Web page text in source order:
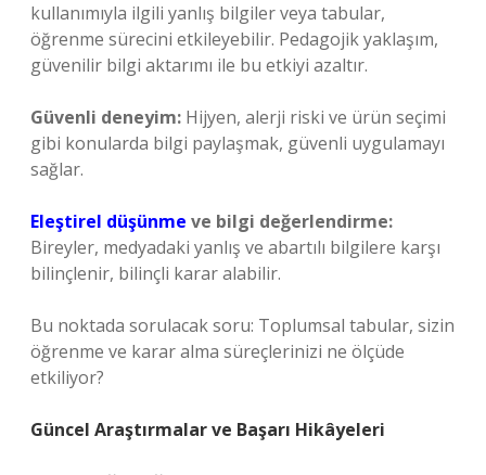
kullanımıyla ilgili yanlış bilgiler veya tabular,
öğrenme sürecini etkileyebilir. Pedagojik yaklaşım,
güvenilir bilgi aktarımı ile bu etkiyi azaltır.
Güvenli deneyim: Hijyen, alerji riski ve ürün seçimi
gibi konularda bilgi paylaşmak, güvenli uygulamayı
sağlar.
Eleştirel düşünme ve bilgi değerlendirme:
Bireyler, medyadaki yanlış ve abartılı bilgilere karşı
bilinçlenir, bilinçli karar alabilir.
Bu noktada sorulacak soru: Toplumsal tabular, sizin
öğrenme ve karar alma süreçlerinizi ne ölçüde
etkiliyor?
Güncel Araştırmalar ve Başarı Hikâyeleri